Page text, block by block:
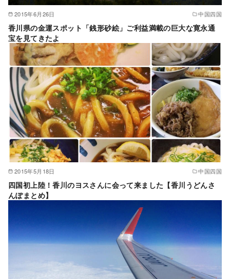
2015年6月26日 中国四国
香川県の金運スポット「銭形砂絵」ご利益満載の巨大な寛永通
宝を見てきたよ
2015年5月18日 中国四国
四国初上陸！香川のヨスさんに会って来ました【香川うどんさ
んぽまとめ】